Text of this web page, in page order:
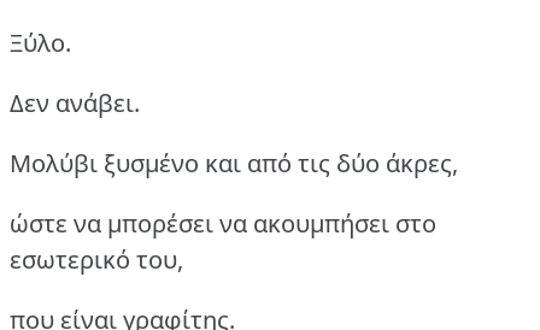
Ξύλο.
Δεν ανάβει.
Μολύβι ξυσμένο και από τις δύο άκρες,
ώστε να μπορέσει να ακουμπήσει στο
εσωτερικό του,
που είναι γραφίτης.